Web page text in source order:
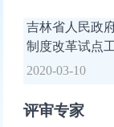
吉林省人民政
制度改革试点
2020-03-10
评审专家